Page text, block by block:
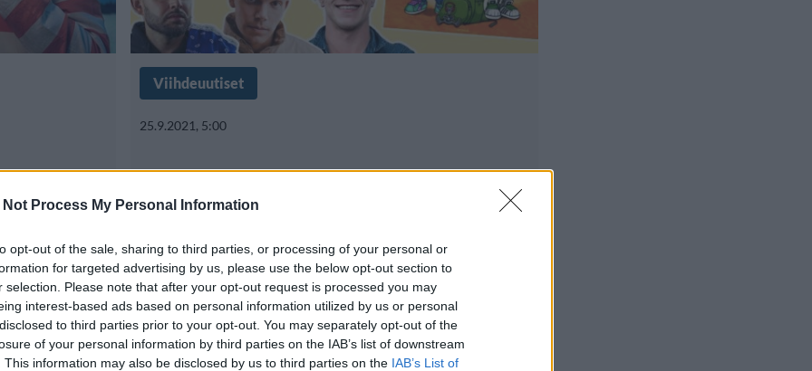
Not Process My Personal Information
opt-out of the sale, sharing to third parties, or processing of your personal or
for targeted advertising by us, please use the below opt-out section to
selection. Please note that after your opt-out request is processed you may
interest-based ads based on personal information utilized by us or personal
to third parties prior to your opt-out. You may separately opt-out of the
of your personal information by third parties on the IAB’s list of downstream
This information may also be disclosed by us to third parties on the IAB’s List of
vuotta
suomiräp
Viihdeuutiset
25.9.2021, 5:00
Elastinen, Timo Pieni
Huijaus ja Jaakko Manninen
tekivät lastenkirjan –
johdattaa riimittelyn
saloihina